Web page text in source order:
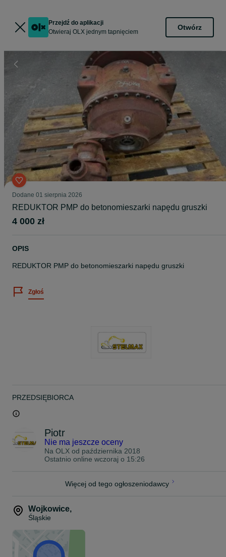
Przejdź do aplikacji
Otwieraj OLX jednym tapnięciem
Otwórz
Dodane 01 sierpnia 2026
REDUKTOR PMP do betonomieszarki napędu gruszki
4 000 zł
OPIS
REDUKTOR PMP do betonomieszarki napędu gruszki
Zgłoś
PRZEDSIĘBIORCA
Piotr
Nie ma jeszcze oceny
Na OLX od października 2018
Ostatnio online wczoraj o 15:26
Więcej od tego ogłoszeniodawcy
Wojkowice,
Śląskie